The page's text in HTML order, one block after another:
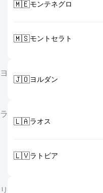
🇲🇪モンテネグロ
🇲🇸モントセラト
ヨ
🇯🇴ヨルダン
ラ
🇱🇦ラオス
🇱🇻ラトビア
リ